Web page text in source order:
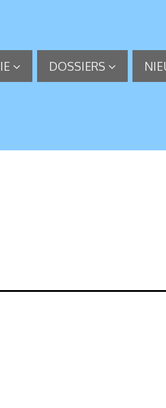
DOSSIERS